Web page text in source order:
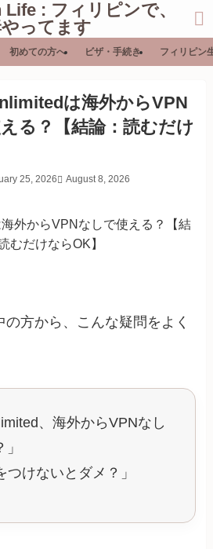
: フィリピンで、
ってます
初めての方へ ビザ・手続き フィリピン
は海外からVPN
る？【結論：読むだけ
25, 2026 August 8, 2026
方から、こんな疑問をよく
、海外からVPNなし
つけないとダメ？」